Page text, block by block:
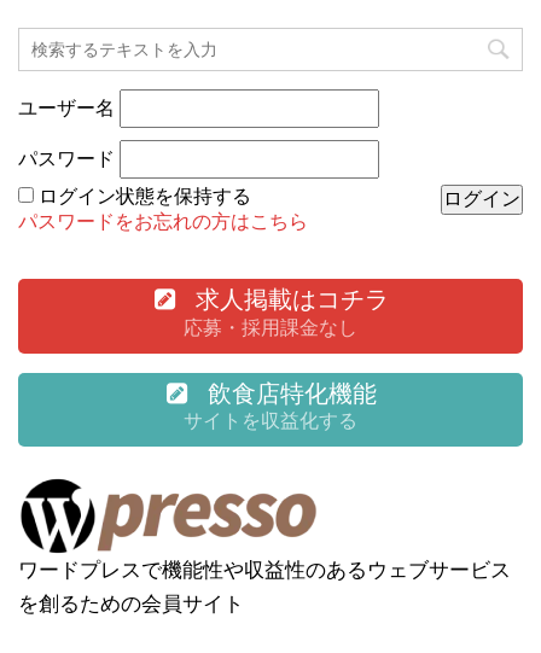
ユーザー名
パスワード
ログイン状態を保持する
パスワードをお忘れの方はこちら
求人掲載はコチラ
応募・採用課金なし
飲食店特化機能
サイトを収益化する
ワードプレスで機能性や収益性のあるウェブサービス
を創るための会員サイト